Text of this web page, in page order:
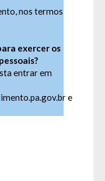
nos termos
exercer os
entrar em
pa.gov.bre